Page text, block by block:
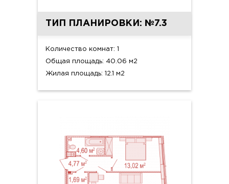
ТИП ПЛАНИРОВКИ: №7.3
Количество комнат: 1
Общая площадь: 40.06 м2
Жилая площадь: 12.1 м2